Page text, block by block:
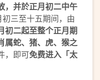
，并於正月初二中午
初三至十五期间，由
初二起至整个正月期
属蛇、猪、虎、猴之
，即可免费进入「太